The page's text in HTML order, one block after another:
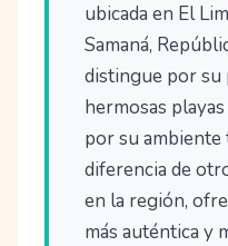
ubicada en El
Samaná,
distingue por su
hermosas playas
por su
diferencia de
en la región,
más auténtica y